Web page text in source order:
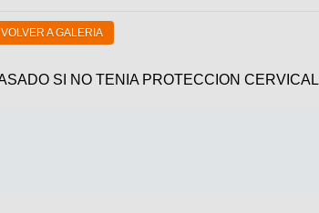
VOLVER A GALERIA
SI NO TENIA PROTECCION CERVICAL